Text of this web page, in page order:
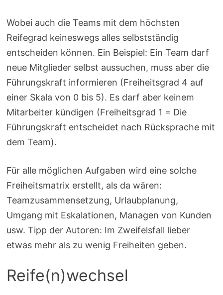
Wobei auch die Teams mit dem höchsten
Reifegrad keineswegs alles selbstständig
entscheiden können. Ein Beispiel: Ein Team darf
neue Mitglieder selbst aussuchen, muss aber die
Führungskraft informieren (Freiheitsgrad 4 auf
einer Skala von 0 bis 5). Es darf aber keinem
Mitarbeiter kündigen (Freiheitsgrad 1 = Die
Führungskraft entscheidet nach Rücksprache mit
dem Team).
Für alle möglichen Aufgaben wird eine solche
Freiheitsmatrix erstellt, als da wären:
Teamzusammensetzung, Urlaubplanung,
Umgang mit Eskalationen, Managen von Kunden
usw. Tipp der Autoren: Im Zweifelsfall lieber
etwas mehr als zu wenig Freiheiten geben.
Reife(n)wechsel